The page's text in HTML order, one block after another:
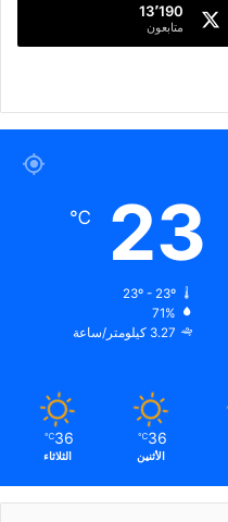
13٬190
متابعون
23
℃
23º - 23º
71%
3.27 كيلومتر/ساعة
36
℃
الأثنين
36
℃
الثلاثاء